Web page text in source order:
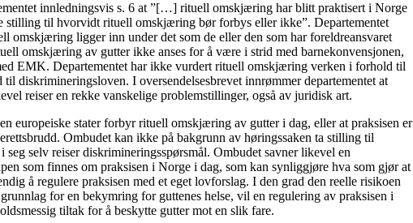
innledningsvis s. 6 at ”[…] rituell omskjæring har blitt praktisert i Norge
stilling til hvorvidt rituell omskjæring bør forbys eller ikke”. Departementet
omskjæring ligger inn under det som de eller den som har foreldreansvaret
omskjæring av gutter ikke anses for å være i strid med barnekonvensjonen,
EMK. Departementet har ikke vurdert rituell omskjæring verken i forhold til
diskrimineringsloven. I oversendelsesbrevet innrømmer departementet at
reiser en rekke vanskelige problemstillinger, også av juridisk art.
europeiske stater forbyr rituell omskjæring av gutter i dag, eller at praksisen er
Ombudet kan ikke på bakgrunn av høringssaken ta stilling til
selv reiser diskrimineringsspørsmål. Ombudet savner likevel en
som finnes om praksisen i Norge i dag, som kan synliggjøre hva som gjør at
å regulere praksisen med et eget lovforslag. I den grad den reelle risikoen
for en bekymring for guttenes helse, vil en regulering av praksisen i
tiltak for å beskytte gutter mot en slik fare.